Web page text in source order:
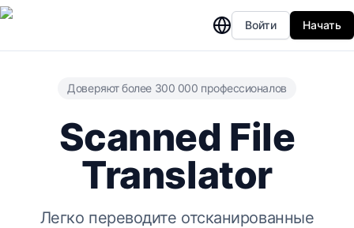
Войти Начать
Доверяют более 300 000 профессионалов
Scanned File
Translator
Легко переводите отсканированные